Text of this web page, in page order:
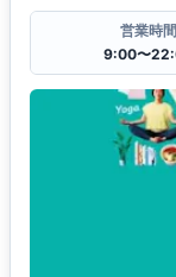
営業時間
9:00〜